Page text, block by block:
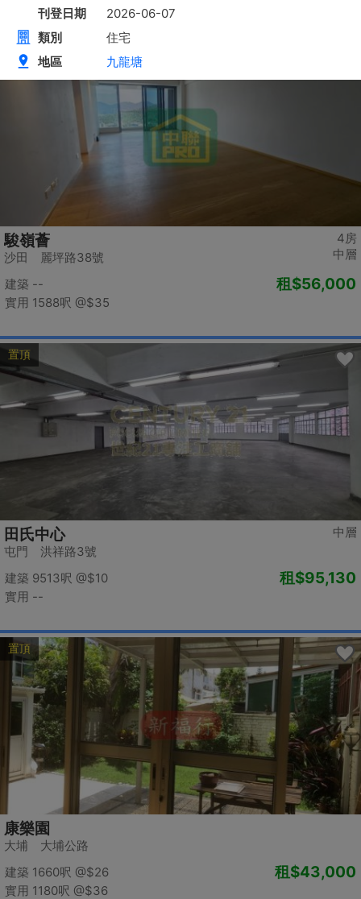
實用 2542呎@$6,688
置頂
4房
中層
駿嶺薈
沙田 麗坪路38號
建築 --
實用 1588呎 @$35
租$56,000
置頂
中層
田氏中心
屯門 洪祥路3號
建築 9513呎 @$10
實用 --
租$95,130
置頂
康樂園
大埔 大埔公路
建築 1660呎 @$26
實用 1180呎 @$36
租$43,000